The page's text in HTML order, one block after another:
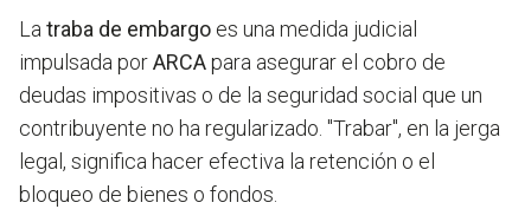
La traba de embargo es una medida judicial
impulsada porARCApara asegurar el cobro de
deudas impositivas o de la seguridad social que un
contribuyente no ha regularizado. "Trabar", en la jerga
legal, significa hacer efectiva la retención o el
bloqueo de bienes o fondos.